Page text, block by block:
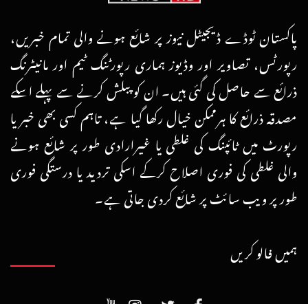
پاکستان ٹوڈے ڈیجیٹل نیوز پر شائع ہونے والی تمام خبریں،
رپورٹس، تصاویر اور وڈیوز ہماری رپورٹنگ ٹیم اور مانیٹرنگ
ذرائع سے حاصل کی گئی ہیں۔ ان کو پبلش کرنے سے پہلے اسکے
مصدقہ ذرائع کا ہرممکن خیال رکھا گیا ہے، تاہم کسی بھی خبر یا
رپورٹ میں ٹائپنگ کی غلطی یا غیرارادی طور پر شائع ہونے
والی غلطی کی فوری اصلاح کرکے اسکی تردید یا درستگی فوری
طور پر ویب سائٹ پر شائع کردی جاتی ہے۔
ہمیں فالو کریں